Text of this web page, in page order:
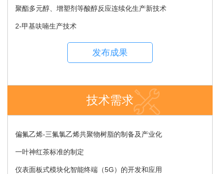
聚酯多元醇、增塑剂等酸醇反应连续化生产新技术
2-甲基呋喃生产技术
发布成果
技术需求
偏氟乙烯-三氟氯乙烯共聚物树脂的制备及产业化
一叶神红茶标准的制定
仪表面板式模块化智能终端（5G）的开发和应用